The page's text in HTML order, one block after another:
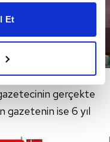
Bunu yaparken
deneyimi sunmak
ve bu noktada,
isteriz.
izin vermedikleri
Et
diğer bir ayrıntı
gerçekte
gazetenin ise 6 yıl